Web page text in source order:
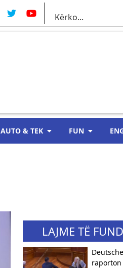
AUTO & TEK FUN
LAJME TË